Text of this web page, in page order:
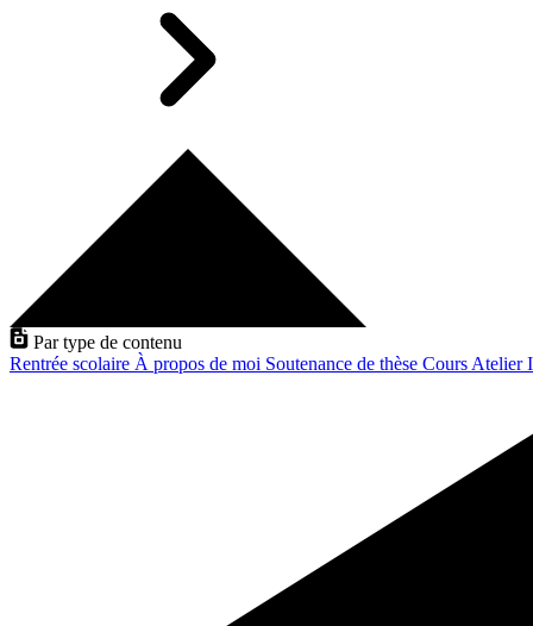
Par type de contenu
Rentrée scolaire À propos de moi Soutenance de thèse Cours Atelier